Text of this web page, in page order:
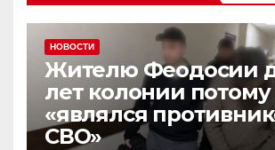
НОВОСТИ
Жителю Феодосии
лет колонии потому
«являлся
СВО»